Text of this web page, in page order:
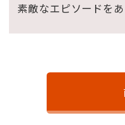
素敵なエピソードを